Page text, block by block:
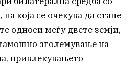
која се очекува да стане
односи меѓу двете земји,
зголемување на
привлекувањето